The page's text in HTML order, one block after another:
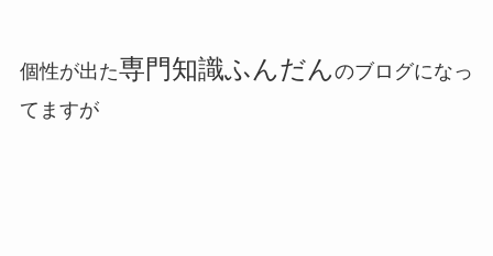
個性が出た専門知識ふんだんのブログになっ
てますが